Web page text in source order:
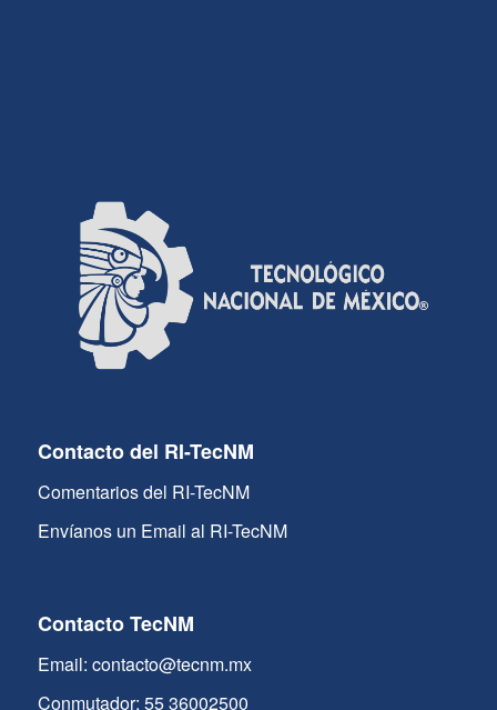
Contacto del RI-TecNM
Comentarios del RI-TecNM
Envíanos un Email al RI-TecNM
Contacto TecNM
Email: contacto@tecnm.mx
Conmutador: 55 36002500